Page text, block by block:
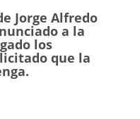
Jorge Alfredo
a la
los
que la